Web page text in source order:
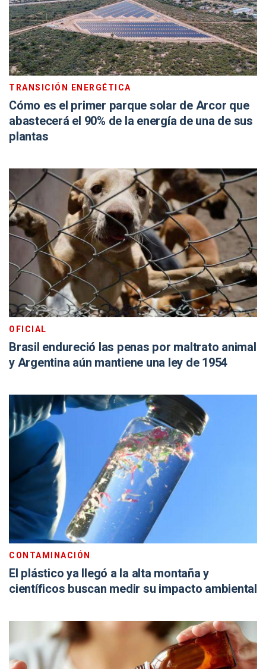
TRANSICIÓN ENERGÉTICA
Cómo es el primer parque solar de Arcor que
abastecerá el 90% de la energía de una de sus
plantas
OFICIAL
Brasil endureció las penas por maltrato animal
y Argentina aún mantiene una ley de 1954
CONTAMINACIÓN
El plástico ya llegó a la alta montaña y
científicos buscan medir su impacto ambiental